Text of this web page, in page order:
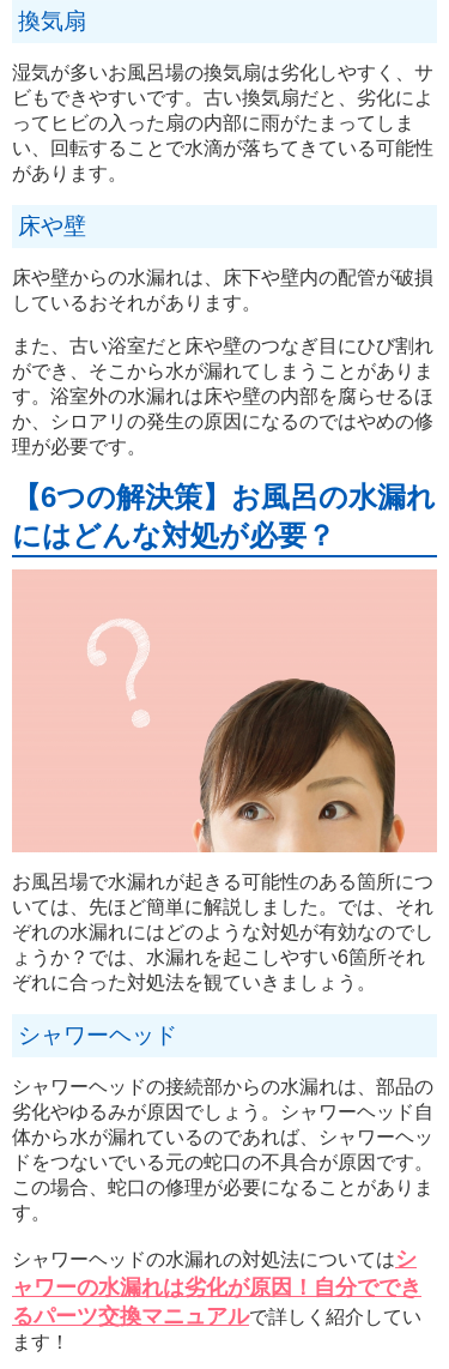
換気扇
湿気が多いお風呂場の換気扇は劣化しやすく、サ
ビもできやすいです。古い換気扇だと、劣化によ
ってヒビの入った扇の内部に雨がたまってしま
い、回転することで水滴が落ちてきている可能性
があります。
床や壁
床や壁からの水漏れは、床下や壁内の配管が破損
しているおそれがあります。
また、古い浴室だと床や壁のつなぎ目にひび割れ
ができ、そこから水が漏れてしまうことがありま
す。浴室外の水漏れは床や壁の内部を腐らせるほ
か、シロアリの発生の原因になるのではやめの修
理が必要です。
【6つの解決策】お風呂の水漏れ
にはどんな対処が必要？
お風呂場で水漏れが起きる可能性のある箇所につ
いては、先ほど簡単に解説しました。では、それ
ぞれの水漏れにはどのような対処が有効なのでし
ょうか？では、水漏れを起こしやすい6箇所それ
ぞれに合った対処法を観ていきましょう。
シャワーヘッド
シャワーヘッドの接続部からの水漏れは、部品の
劣化やゆるみが原因でしょう。シャワーヘッド自
体から水が漏れているのであれば、シャワーヘッ
ドをつないでいる元の蛇口の不具合が原因です。
この場合、蛇口の修理が必要になることがありま
す。
シャワーヘッドの水漏れの対処法についてはシ
ャワーの水漏れは劣化が原因！自分ででき
るパーツ交換マニュアルで詳しく紹介してい
ます！